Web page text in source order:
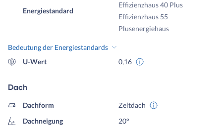
Energiestandard
Effizienzhaus 40 Plus
Effizienzhaus 55
Plusenergiehaus
Bedeutung der Energiestandards
U-Wert
0,16
Dach
Dachform
Zeltdach
Dachneigung
20°